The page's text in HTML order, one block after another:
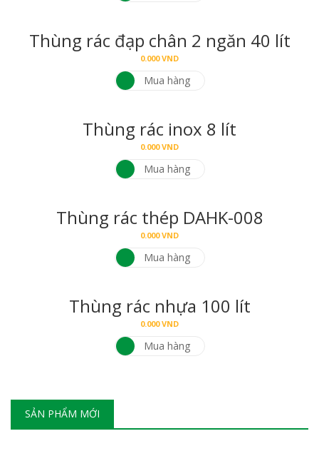
Thùng rác đạp chân 2 ngăn 40 lít
0.000VND
Mua hàng
Thùng rác inox 8 lít
0.000VND
Mua hàng
Thùng rác thép DAHK-008
0.000VND
Mua hàng
Thùng rác nhựa 100 lít
0.000VND
Mua hàng
SẢN PHẨM MỚI